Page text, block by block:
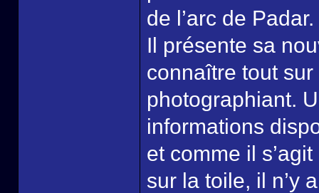
de l’arc de Padar.
Il présente sa
connaître tout
photographiant.
informations
et comme il
sur la toile, il n’y